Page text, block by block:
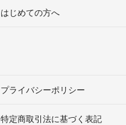
はじめての方へ
プライバシーポリシー
特定商取引法に基づく表記